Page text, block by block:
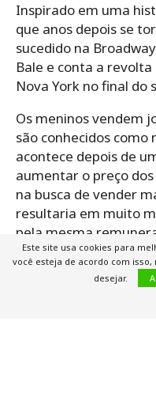
Inspirado em uma
que anos depois se
sucedido na
Bale e conta a
Nova York no final do
Os meninos vendem
são conhecidos como
acontece depois de
aumentar o preço
na busca de vender
resultaria em muito
pela mesma
então iniciam uma
história.
Este site usa cookies para
você esteja de acordo com
desejar.